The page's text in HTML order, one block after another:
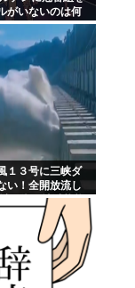
がいないのは何
１３号に三峡ダ
い！全開放流し
の街が壊滅状態